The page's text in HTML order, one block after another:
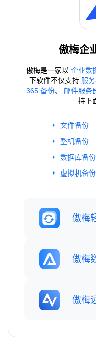
傲梅企
傲梅是一家以 企业数
下软件不仅支持 服
365 备份、 邮件服务
持下
文件备份
整机备份
数据库备份
虚拟机备份
傲梅
傲梅
傲梅